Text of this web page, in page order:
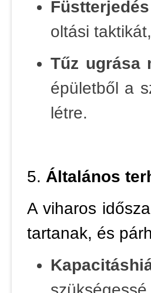
oltási
Tűz ugrása
épületből a
létre.
5. Általános
A viharos
tartanak, és